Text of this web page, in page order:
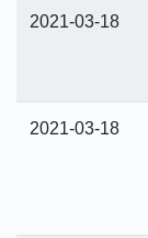
2021-03-18
2021-03-18